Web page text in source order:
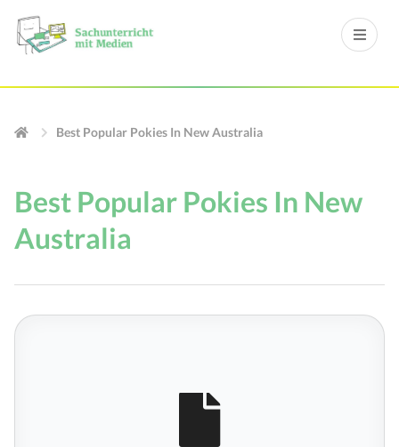
Best Popular Pokies In New Australia
Best Popular Pokies In New
Australia